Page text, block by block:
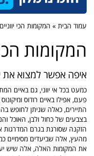
עמוד הבית » המקומות הכי יווניים
המקומות הכי
איפה אפשר למצוא את
כמעט בכל אי יווני, גם באיים
פעם, אפילו באיים רודוס
התיירים, כאלה שניתן לחופש
בצבעים של כחול ולבן, האוכל
הזקנה שסורגת בגרם המדרגות
מהעץ, אלה שביעדים מסימיים
את המקומות האלה, אלה שיש